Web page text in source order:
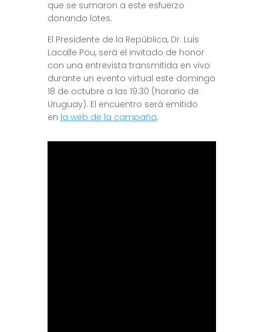
que se sumaron a este esfuerzo
donando lotes.
El Presidente de la República, Dr. Luis
Lacalle Pou, será el invitado de honor
con una entrevista transmitida en vivo
durante un evento virtual este domingo
18 de octubre a las 19:30 (horario de
Uruguay). El encuentro será emitido
en la web de la campaña.